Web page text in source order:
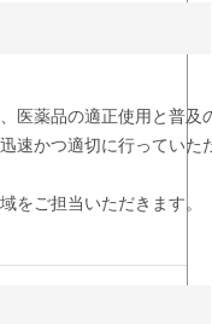
医薬品の適正使用と普及
速かつ適切に行っていた
をご担当いただきます。